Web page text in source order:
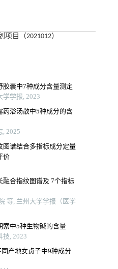
目（2021012）